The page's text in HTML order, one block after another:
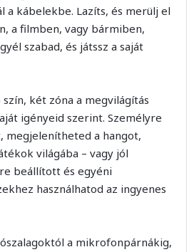
a kábelekbe. Lazíts, és merülj el
a filmben, vagy bármiben,
szabad, és játssz a saját
két zóna a megvilágítás
igényeid szerint. Személyre
megjelenítheted a hangot,
világába – vagy jól
beállított és egyéni
használhatod az ingyenes
a mikrofonpárnákig,